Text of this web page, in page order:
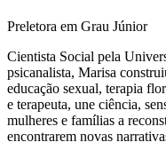
Preletora em Grau Júnior
Cientista Social pela
psicanalista, Marisa
educação sexual, terapia
e terapeuta, une ciência,
mulheres e famílias a
encontrarem novas